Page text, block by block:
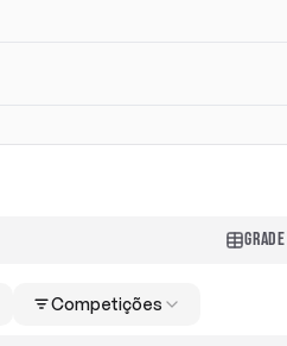
GRADE
Competições